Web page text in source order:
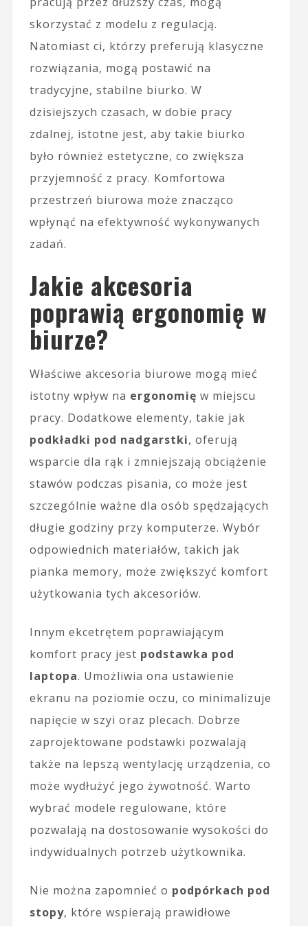
skorzystać z modelu z regulacją.
Natomiast ci, którzy preferują klasyczne
rozwiązania, mogą postawić na
tradycyjne, stabilne biurko. W
dzisiejszych czasach, w dobie pracy
zdalnej, istotne jest, aby takie biurko
było również estetyczne, co zwiększa
przyjemność z pracy. Komfortowa
przestrzeń biurowa może znacząco
wpłynąć na efektywność wykonywanych
zadań.
Jakie akcesoria
poprawią ergonomię w
biurze?
Właściwe akcesoria biurowe mogą mieć
istotny wpływ na ergonomię w miejscu
pracy. Dodatkowe elementy, takie jak
podkładki pod nadgarstki, oferują
wsparcie dla rąk i zmniejszają obciążenie
stawów podczas pisania, co może jest
szczególnie ważne dla osób spędzających
długie godziny przy komputerze. Wybór
odpowiednich materiałów, takich jak
pianka memory, może zwiększyć komfort
użytkowania tych akcesoriów.
Innym ekcetrętem poprawiającym
komfort pracy jest podstawka pod
laptopa. Umożliwia ona ustawienie
ekranu na poziomie oczu, co minimalizuje
napięcie w szyi oraz plecach. Dobrze
zaprojektowane podstawki pozwalają
także na lepszą wentylację urządzenia, co
może wydłużyć jego żywotność. Warto
wybrać modele regulowane, które
pozwalają na dostosowanie wysokości do
indywidualnych potrzeb użytkownika.
Nie można zapomnieć o podpórkach pod
stopy, które wspierają prawidłowe